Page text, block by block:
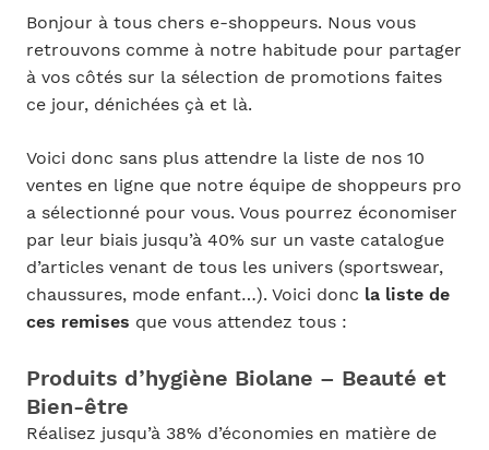
Bonjour à tous chers e-shoppeurs. Nous vous
retrouvons comme à notre habitude pour partager
à vos côtés sur la sélection de promotions faites
ce jour, dénichées çà et là.
Voici donc sans plus attendre la liste de nos 10
ventes en ligne que notre équipe de shoppeurs pro
a sélectionné pour vous. Vous pourrez économiser
par leur biais jusqu’à 40% sur un vaste catalogue
d’articles venant de tous les univers (sportswear,
chaussures, mode enfant…). Voici donc la liste de
ces remises que vous attendez tous :
Produits d’hygiène Biolane – Beauté et
Bien-être
Réalisez jusqu’à 38% d’économies en matière de